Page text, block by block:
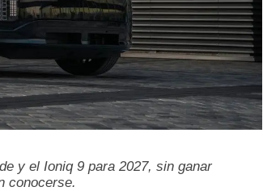
y el Ioniq 9 para 2027, sin ganar
conocerse.